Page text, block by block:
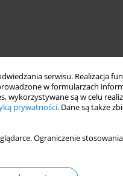
serwisu. Realizacja
w formularzach
wykorzystywane są w celu
prywatności. Dane są także
Ograniczenie